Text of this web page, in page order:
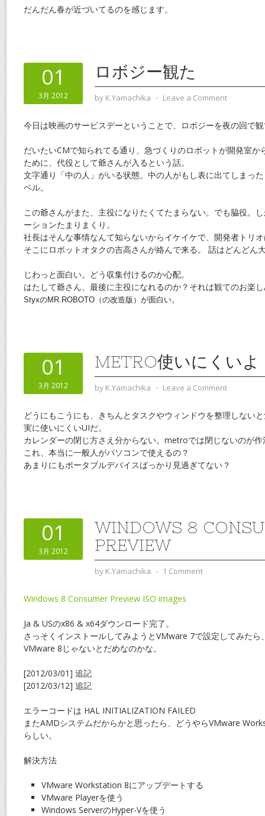
だんだん春が近づいてるのを感じます。
01
3月 2012
ロボジー観た
by K.Yamachika ⋅ Leave a Comment
今日は映画のサービスデーということで、ロボジーを夜の回で
だいたいCMで知られてる通り、急づくりのロボットが開発室か
ために、代役として爺さんが入るという話。
文字通り「中の人」がいる状態。中の人がもし表に出てしまっ
ベル。
この爺さんがまた、主役になりたくてたまらない。でも脇役。
ーションたまりまくり。
社長はそんな事情なんて知らないからイケイケで、開発者トリ
そこにロボットオタクの吉高さんが絡んで来る。 話はどんどん
じわっと面白い。どう収集付けるのか心配。
はたして爺さん、最後に主役になれるのか？それは観てのお楽
StyxのMR.ROBOTO（の改造版）が面白い。
01
3月 2012
METRO使いにくいよ
by K.Yamachika ⋅ Leave a Comment
どうにもこうにも、きちんとタスクやウィンドウを整理しない
実に使いにくいUIだ。
カレンダーの閉じ方さえ分からない。metroでは閉じないのが
これ、本当に一般人がパソコンで使えるの？
あまりにもポータブルデバイスばっかり見過ぎてない？
01
3月 2012
WINDOWS 8
PREVIEW
by K.Yamachika ⋅ 1 Comment
Windows 8 Consumer Preview ISO images
Ja & USのx86 & x64ダウンロード完了。
さっそくインストールしてみようとVMware 7で設定してみたら
VMware 8じゃないとだめなのかな。
[2012/03/01] 追記
[2012/03/12] 追記
エラーコードは HAL INITIALIZATION FAILED
またAMDシステムだからかと思ったら、どうやらVMware
らしい。
解決方法
VMware Workstation 8にアップデートする
VMware Playerを使う
Windows ServerのHyper-Vを使う